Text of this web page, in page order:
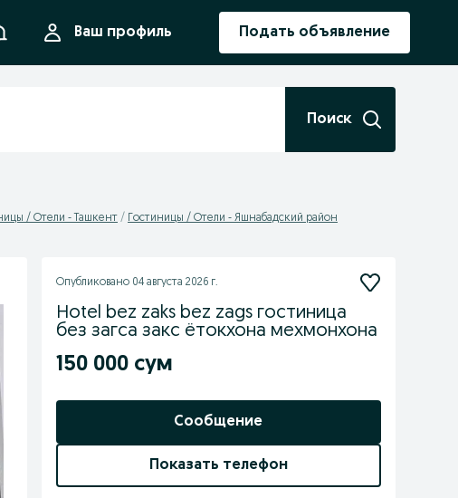
Ваш профиль Подать объявление
Поиск
/ Отели - Ташкент Гостиницы / Отели - Яшнабадский район
Опубликовано 04 августа 2026 г.
Hotel bez zaks bez zags гостиница
без загса закс ётокхона мехмонхона
150 000 сум
Сообщение
Показать телефон